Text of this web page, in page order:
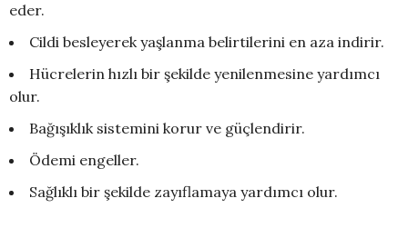
eder.
Cildi besleyerek yaşlanma belirtilerini en aza indirir.
Hücrelerin hızlı bir şekilde yenilenmesine yardımcı
olur.
Bağışıklık sistemini korur ve güçlendirir.
Ödemi engeller.
Sağlıklı bir şekilde zayıflamaya yardımcı olur.